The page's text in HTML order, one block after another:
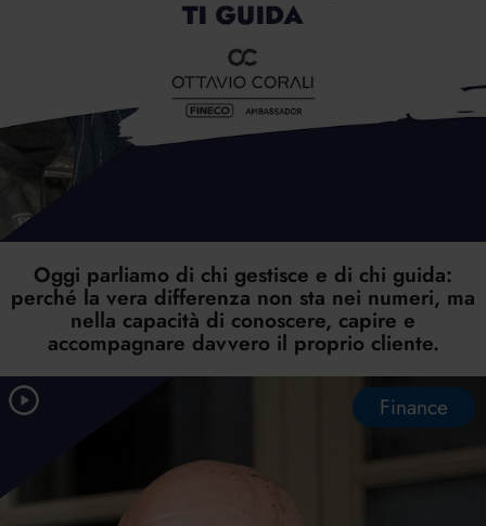
Oggi parliamo di chi gestisce e di chi guida:
perché la vera differenza non sta nei numeri, ma
nella capacità di conoscere, capire e
accompagnare davvero il proprio cliente.
Finance